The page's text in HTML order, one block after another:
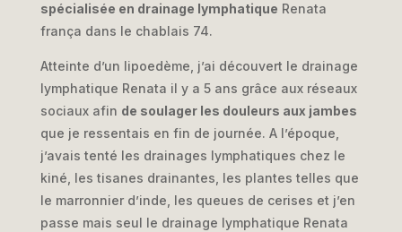
spécialisée en drainage lymphatique Renata
frança dans le chablais 74.
Atteinte d’un lipoedème, j’ai découvert le drainage
lymphatique Renata il y a 5 ans grâce aux réseaux
sociaux afin de soulager les douleurs aux jambes
que je ressentais en fin de journée. A l’époque,
j’avais tenté les drainages lymphatiques chez le
kiné, les tisanes drainantes, les plantes telles que
le marronnier d’inde, les queues de cerises et j’en
passe mais seul le drainage lymphatique Renata